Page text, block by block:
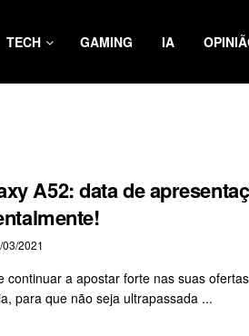
TECH GAMING IA
A52: data de
2021
continuar a apostar forte nas suas
para que não seja ultrapassada ...